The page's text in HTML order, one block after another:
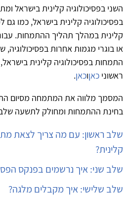
השני בפסיכולוגיה קלינית בישראל
בפסיכולוגיה קלינית בישראל, כמו גם
קלינית במהלך תהליך ההתמחות.
או בוגרי מגמות אחרות בפסיכולוגיה,
התמחות בפסיכולוגיה קלינית
ראשוני כאןוכאן.
המסמך מלווה את המתמחה מסיום
בחינת ההתמחות ומחולק לתשעה
שלב ראשון: עם מה צריך לצאת
קלינית?
שלב שני: איך נרשמים בפנקס
שלב שלישי: איך מקבלים מלגה?